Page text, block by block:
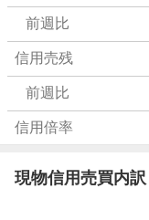
前週比
信用売残
前週比
信用倍率
現物信用売買内訳